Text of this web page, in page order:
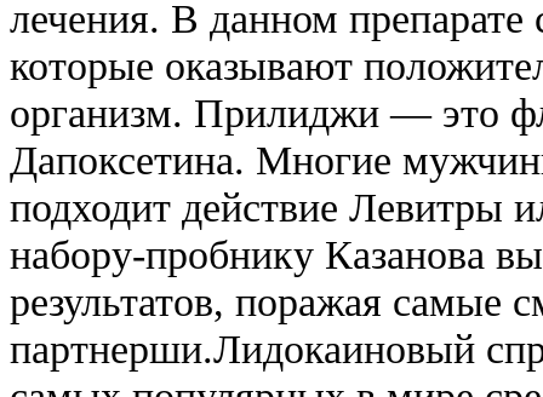
лечения. В данном
которые оказывают
организм. Прилиджи — это
Дапоксетина. Многие
подходит действие Левитры
набору-пробнику Казанова
результатов, поражая самые
партнерши.Лидокаиновый